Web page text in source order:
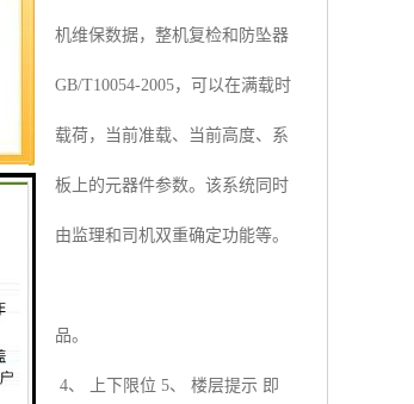
升降机维保数据，整机复检和防坠器
标准GB/T10054-2005，可以在满载时
当前载荷，当前准载、当前高度、系
电路板上的元器件参数。该系统同时
必须由监理和司机双重确定功能等。
的产品。
状态 4、 上下限位 5、 楼层提示 即